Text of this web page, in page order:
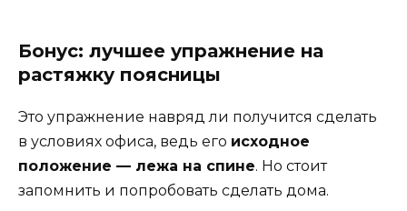
Бонус: лучшее упражнение на
растяжку поясницы
Это упражнение навряд ли получится сделать
в условиях офиса, ведь его исходное
положение — лежа на спине. Но стоит
запомнить и попробовать сделать дома.